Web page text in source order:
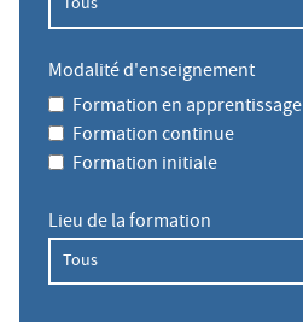
Modalité d'enseignement
Formation en apprentissage
Formation continue
Formation initiale
Lieu de la formation